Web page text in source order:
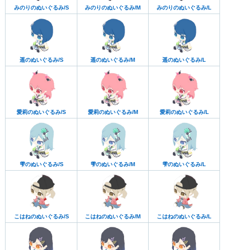
みのりのぬいぐるみ/S みのりのぬいぐるみ/M みのりのぬいぐるみ/L
遥のぬいぐるみ/S 遥のぬいぐるみ/M 遥のぬいぐるみ/L
愛莉のぬいぐるみ/S 愛莉のぬいぐるみ/M 愛莉のぬいぐるみ/L
雫のぬいぐるみ/S 雫のぬいぐるみ/M 雫のぬいぐるみ/L
こはねのぬいぐるみ/S こはねのぬいぐるみ/M こはねのぬいぐるみ/L